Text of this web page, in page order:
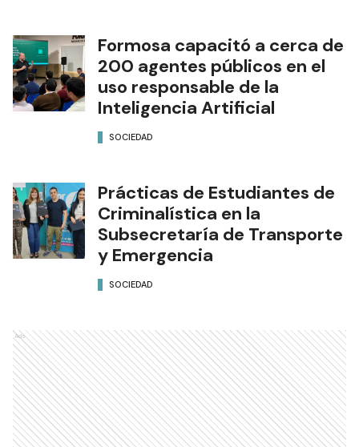
Formosa capacitó a cerca de
200 agentes públicos en el
uso responsable de la
Inteligencia Artificial
SOCIEDAD
Prácticas de Estudiantes de
Criminalística en la
Subsecretaría de Transporte
y Emergencia
SOCIEDAD
Ads